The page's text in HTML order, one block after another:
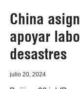
China
apoyar
desastres
julio 20, 2024